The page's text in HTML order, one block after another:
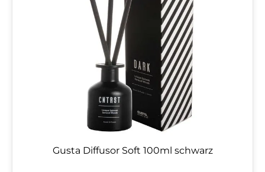
Gusta Diffusor Soft 100ml schwarz